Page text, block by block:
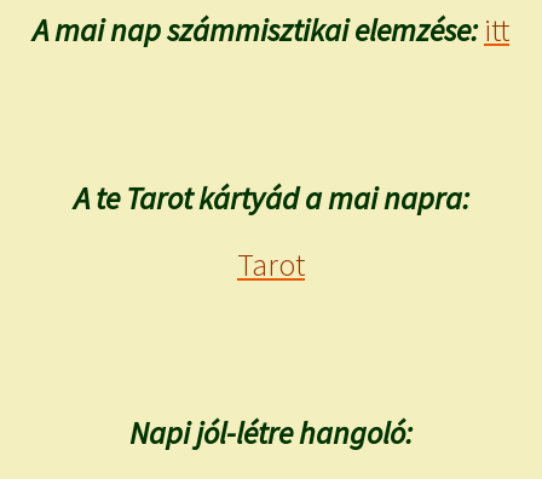
A mai nap számmisztikai elemzése: itt
A te Tarot kártyád a mai napra:
Tarot
Napi jól-létre hangoló: